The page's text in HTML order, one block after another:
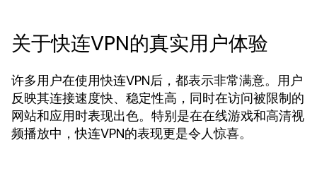
关于快连VPN的真实用户体验
许多用户在使用快连VPN后，都表示非常满意。用户
反映其连接速度快、稳定性高，同时在访问被限制的
网站和应用时表现出色。特别是在在线游戏和高清视
频播放中，快连VPN的表现更是令人惊喜。